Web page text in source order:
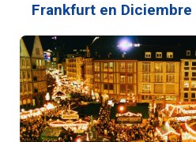
Frankfurt en Diciembre